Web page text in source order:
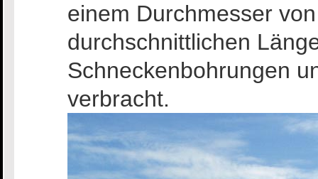
einem Durchmesser
durchschnittlichen
Schneckenbohrungen
verbracht.